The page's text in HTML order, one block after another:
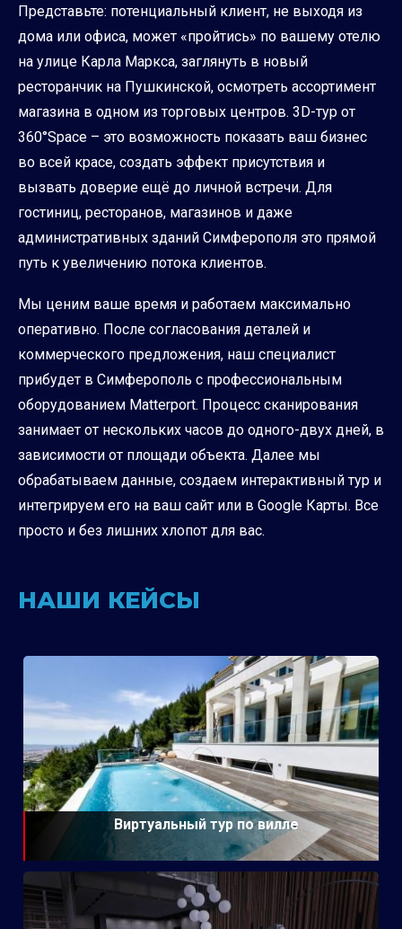
Представьте: потенциальный клиент, не выходя из
дома или офиса, может «пройтись» по вашему отелю
на улице Карла Маркса, заглянуть в новый
ресторанчик на Пушкинской, осмотреть ассортимент
магазина в одном из торговых центров. 3D-тур от
360°Space – это возможность показать ваш бизнес
во всей красе, создать эффект присутствия и
вызвать доверие ещё до личной встречи. Для
гостиниц, ресторанов, магазинов и даже
административных зданий Симферополя это прямой
путь к увеличению потока клиентов.
Мы ценим ваше время и работаем максимально
оперативно. После согласования деталей и
коммерческого предложения, наш специалист
прибудет в Симферополь с профессиональным
оборудованием Matterport. Процесс сканирования
занимает от нескольких часов до одного-двух дней, в
зависимости от площади объекта. Далее мы
обрабатываем данные, создаем интерактивный тур и
интегрируем его на ваш сайт или в Google Карты. Все
просто и без лишних хлопот для вас.
НАШИ КЕЙСЫ
Виртуальный тур по вилле